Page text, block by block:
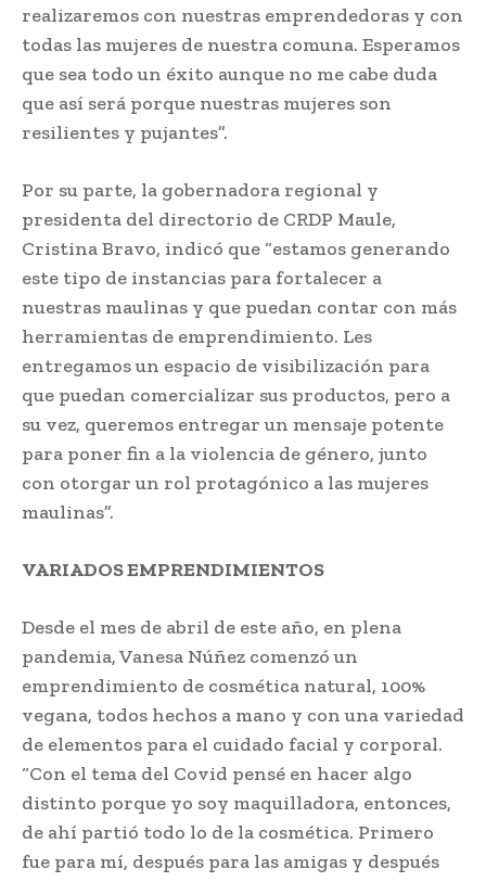
realizaremos con nuestras emprendedoras y con
todas las mujeres de nuestra comuna. Esperamos
que sea todo un éxito aunque no me cabe duda
que así será porque nuestras mujeres son
resilientes y pujantes”.
Por su parte, la gobernadora regional y
presidenta del directorio de CRDP Maule,
Cristina Bravo, indicó que “estamos generando
este tipo de instancias para fortalecer a
nuestras maulinas y que puedan contar con más
herramientas de emprendimiento. Les
entregamos un espacio de visibilización para
que puedan comercializar sus productos, pero a
su vez, queremos entregar un mensaje potente
para poner fin a la violencia de género, junto
con otorgar un rol protagónico a las mujeres
maulinas”.
VARIADOS EMPRENDIMIENTOS
Desde el mes de abril de este año, en plena
pandemia, Vanesa Núñez comenzó un
emprendimiento de cosmética natural, 100%
vegana, todos hechos a mano y con una variedad
de elementos para el cuidado facial y corporal.
“Con el tema del Covid pensé en hacer algo
distinto porque yo soy maquilladora, entonces,
de ahí partió todo lo de la cosmética. Primero
fue para mí, después para las amigas y después